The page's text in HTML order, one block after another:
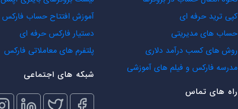
کپی ترید حرفه ای
حساب های مدیریتی
روش های کسب درآمد دلاری
مدرسه فارکس و فیلم های آموزشی
راه های تماس
آموزش افتتاح حساب فارکس
دستیار فارکس حرفه ای
پلتفرم های معاملاتی فارکس
شبکه های اجتماعی